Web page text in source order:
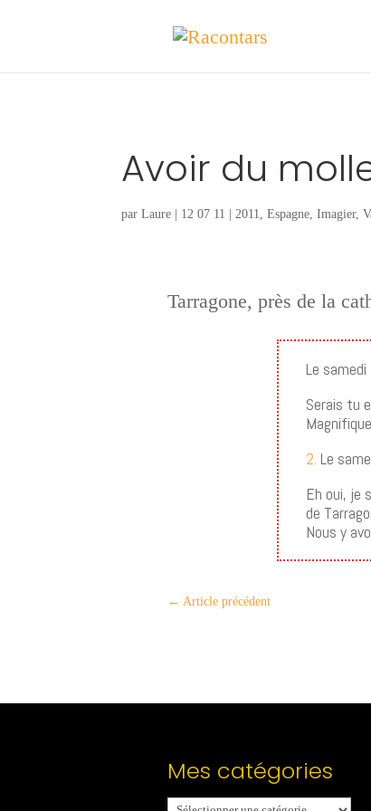
Avoir du
parLaure | 12 07 11 | 2011 ,Espagne ,Imagier,
Tarragone, près de la
Le
Serais tu
2. Le
Eh oui, je
de
Nous y
← Article précédent
Mes catégories
Mes